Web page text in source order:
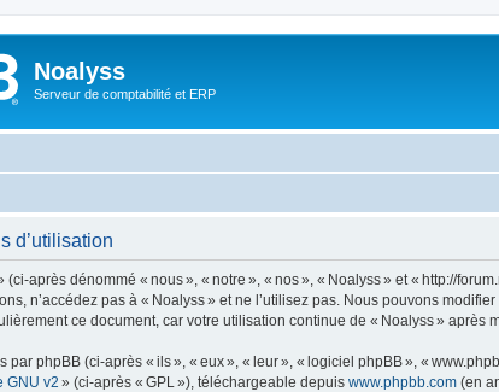
Noalyss
Serveur de comptabilité et ERP
d’utilisation
(ci-après dénommé « nous », « notre », « nos », « Noalyss » et « http://
n’accédez pas à « Noalyss » et ne l’utilisez pas. Nous pouvons
ce document, car votre utilisation continue de « Noalyss » après
par phpBB (ci-après « ils », « eux », « leur », « logiciel phpBB », «
GNU v2 » (ci-après « GPL »), téléchargeable depuis www.phpbb.com (en